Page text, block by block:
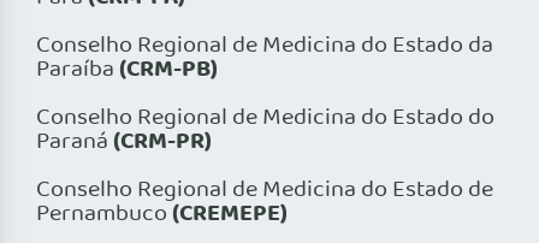
Conselho Regional de Medicina do Estado da
Paraíba (CRM-PB)
Conselho Regional de Medicina do Estado do
Paraná (CRM-PR)
Conselho Regional de Medicina do Estado de
Pernambuco(CREMEPE)